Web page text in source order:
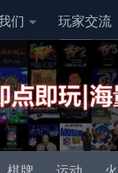
们 玩家交流